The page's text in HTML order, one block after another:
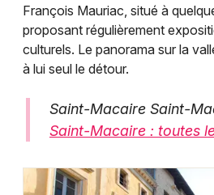
François Mauriac, situé à
proposant régulièrement
culturels. Le panorama sur la
à lui seul le détour.
Saint-Macaire Saint-
Saint-Macaire : toutes